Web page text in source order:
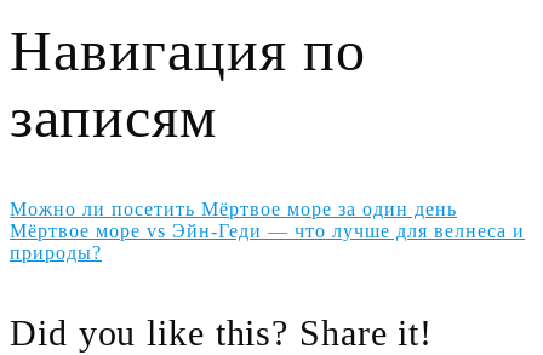
Навигация по
записям
Можно ли посетить Мёртвое море за один день
Мёртвое море vs Эйн-Геди — что лучше для велнеса и
природы?
Did you like this? Share it!